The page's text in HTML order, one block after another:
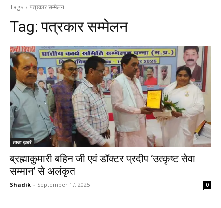
Tags पत्रकार सम्मेलन
Tag:पत्रकार सम्मेलन
ताजा ख़बरें
ब्रह्माकुमारी बहिन जी एवं डॉक्टर प्रदीप ‘उत्कृष्ट सेवा
सम्मान’ से अलंकृत
Shadik - September 17, 2025 0